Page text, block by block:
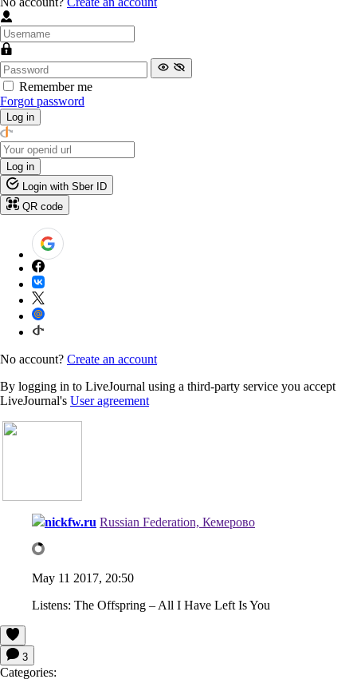
Remember me
Forgot password
Log in
Log in
Login with Sber ID
QR code
No account? Create an account
By logging in to LiveJournal using a third-party service you accept
LiveJournal's User agreement
nickfw.ru Russian Federation, Кемерово
May 11 2017, 20:50
Listens: The Offspring – All I Have Left Is You
3
Categories: